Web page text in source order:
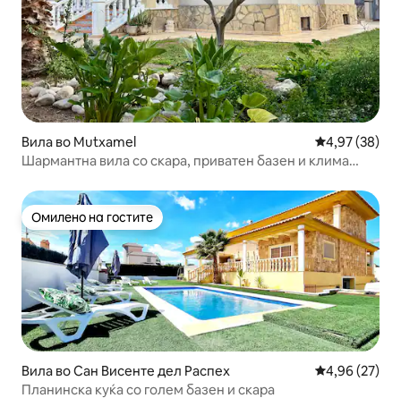
Вила во Mutxamel Просечна
4,97 (38)
Шармантна вила со скара, приватен базен и клима
Омилено на гостите
Омилено на гостите
Вила во Сан Висенте дел Распех Просечна
4,96 (27)
Планинска куќа со голем базен и скара